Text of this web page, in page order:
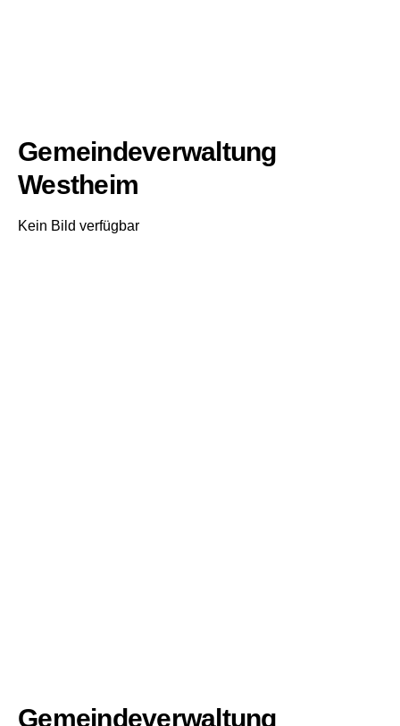
Gemeindeverwaltung
Westheim
Kein Bild verfügbar
Gemeindeverwaltung